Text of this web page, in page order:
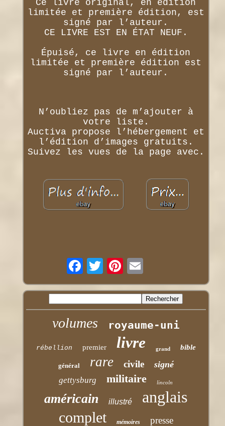
Ce livre original, en édition
limitée et première édition, est
signé par l’auteur.
CE LIVRE EST EN ÉTAT NEUF.
Épuisé, ce livre en édition
limitée et première édition est
signé par l’auteur.
N’oubliez pas de m’ajouter à
votre liste.
Auctiva propose l’hébergement et
l’édition d’images gratuits.
Suivez les vues de la page avec.
volumes royaume-uni
rébellion premier livre grand bible
général rare civile signé
gettysburg militaire lincoln
américain illustré anglais
complet mémoires presse